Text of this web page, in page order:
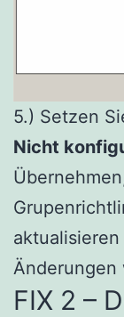
5.) Setzen
Nicht
Änderungen
FIX 2 –